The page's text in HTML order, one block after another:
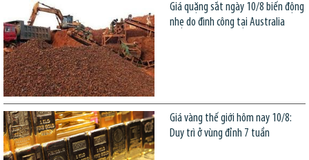
Giá quặng sắt ngày 10/8 biến động
nhẹ do đình công tại Australia
Giá vàng thế giới hôm nay 10/8:
Duy trì ở vùng đỉnh 7 tuần